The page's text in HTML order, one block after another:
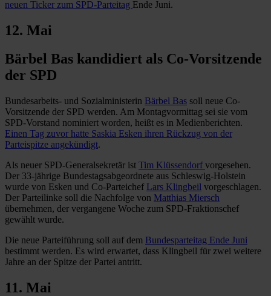
neuen Ticker zum SPD-Parteitag Ende Juni.
12. Mai
Bärbel Bas kandidiert als Co-Vorsitzende
der SPD
Bundesarbeits- und Sozialministerin Bärbel Bas soll neue Co-
Vorsitzende der SPD werden. Am Montagvormittag sei sie vom
SPD-Vorstand nominiert worden, heißt es in Medienberichten.
Einen Tag zuvor hatte Saskia Esken ihren Rückzug von der
Parteispitze angekündigt.
Als neuer SPD-Generalsekretär ist Tim Klüssendorf vorgesehen.
Der 33-jährige Bundestagsabgeordnete aus Schleswig-Holstein
wurde von Esken und Co-Parteichef Lars Klingbeil vorgeschlagen.
Der Parteilinke soll die Nachfolge von Matthias Miersch
übernehmen, der vergangene Woche zum SPD-Fraktionschef
gewählt wurde.
Die neue Parteiführung soll auf dem Bundesparteitag Ende Juni
bestimmt werden. Es wird erwartet, dass Klingbeil für zwei weitere
Jahre an der Spitze der Partei antritt.
11. Mai